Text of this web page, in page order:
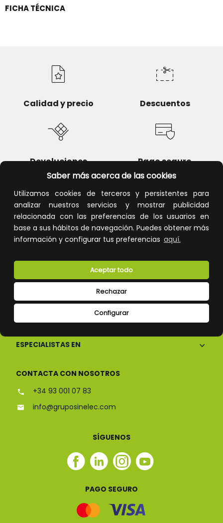
Saber más acerca de las cookies
Utilizamos cookies de terceros y persistentes para
analizar nuestros servicios y mostrar publicidad
relacionada con las preferencias de los usuarios en
base a sus hábitos de navegación. Puedes obtener más
información y configurar tus preferencias aquí.
Configurar
Rechazar
Aceptar todo
FICHA TÉCNICA
Calidad y precio Descuentos
Devoluciones Pago seguro
Atención al cliente
ESPECIALISTAS EN
CONTACTA CON NOSOTROS
+34 93 001 07 83
info@gruposinelec.com
SÍGUENOS
Facebook
Linkedin
Instagram
Youtube
PAGO SEGURO